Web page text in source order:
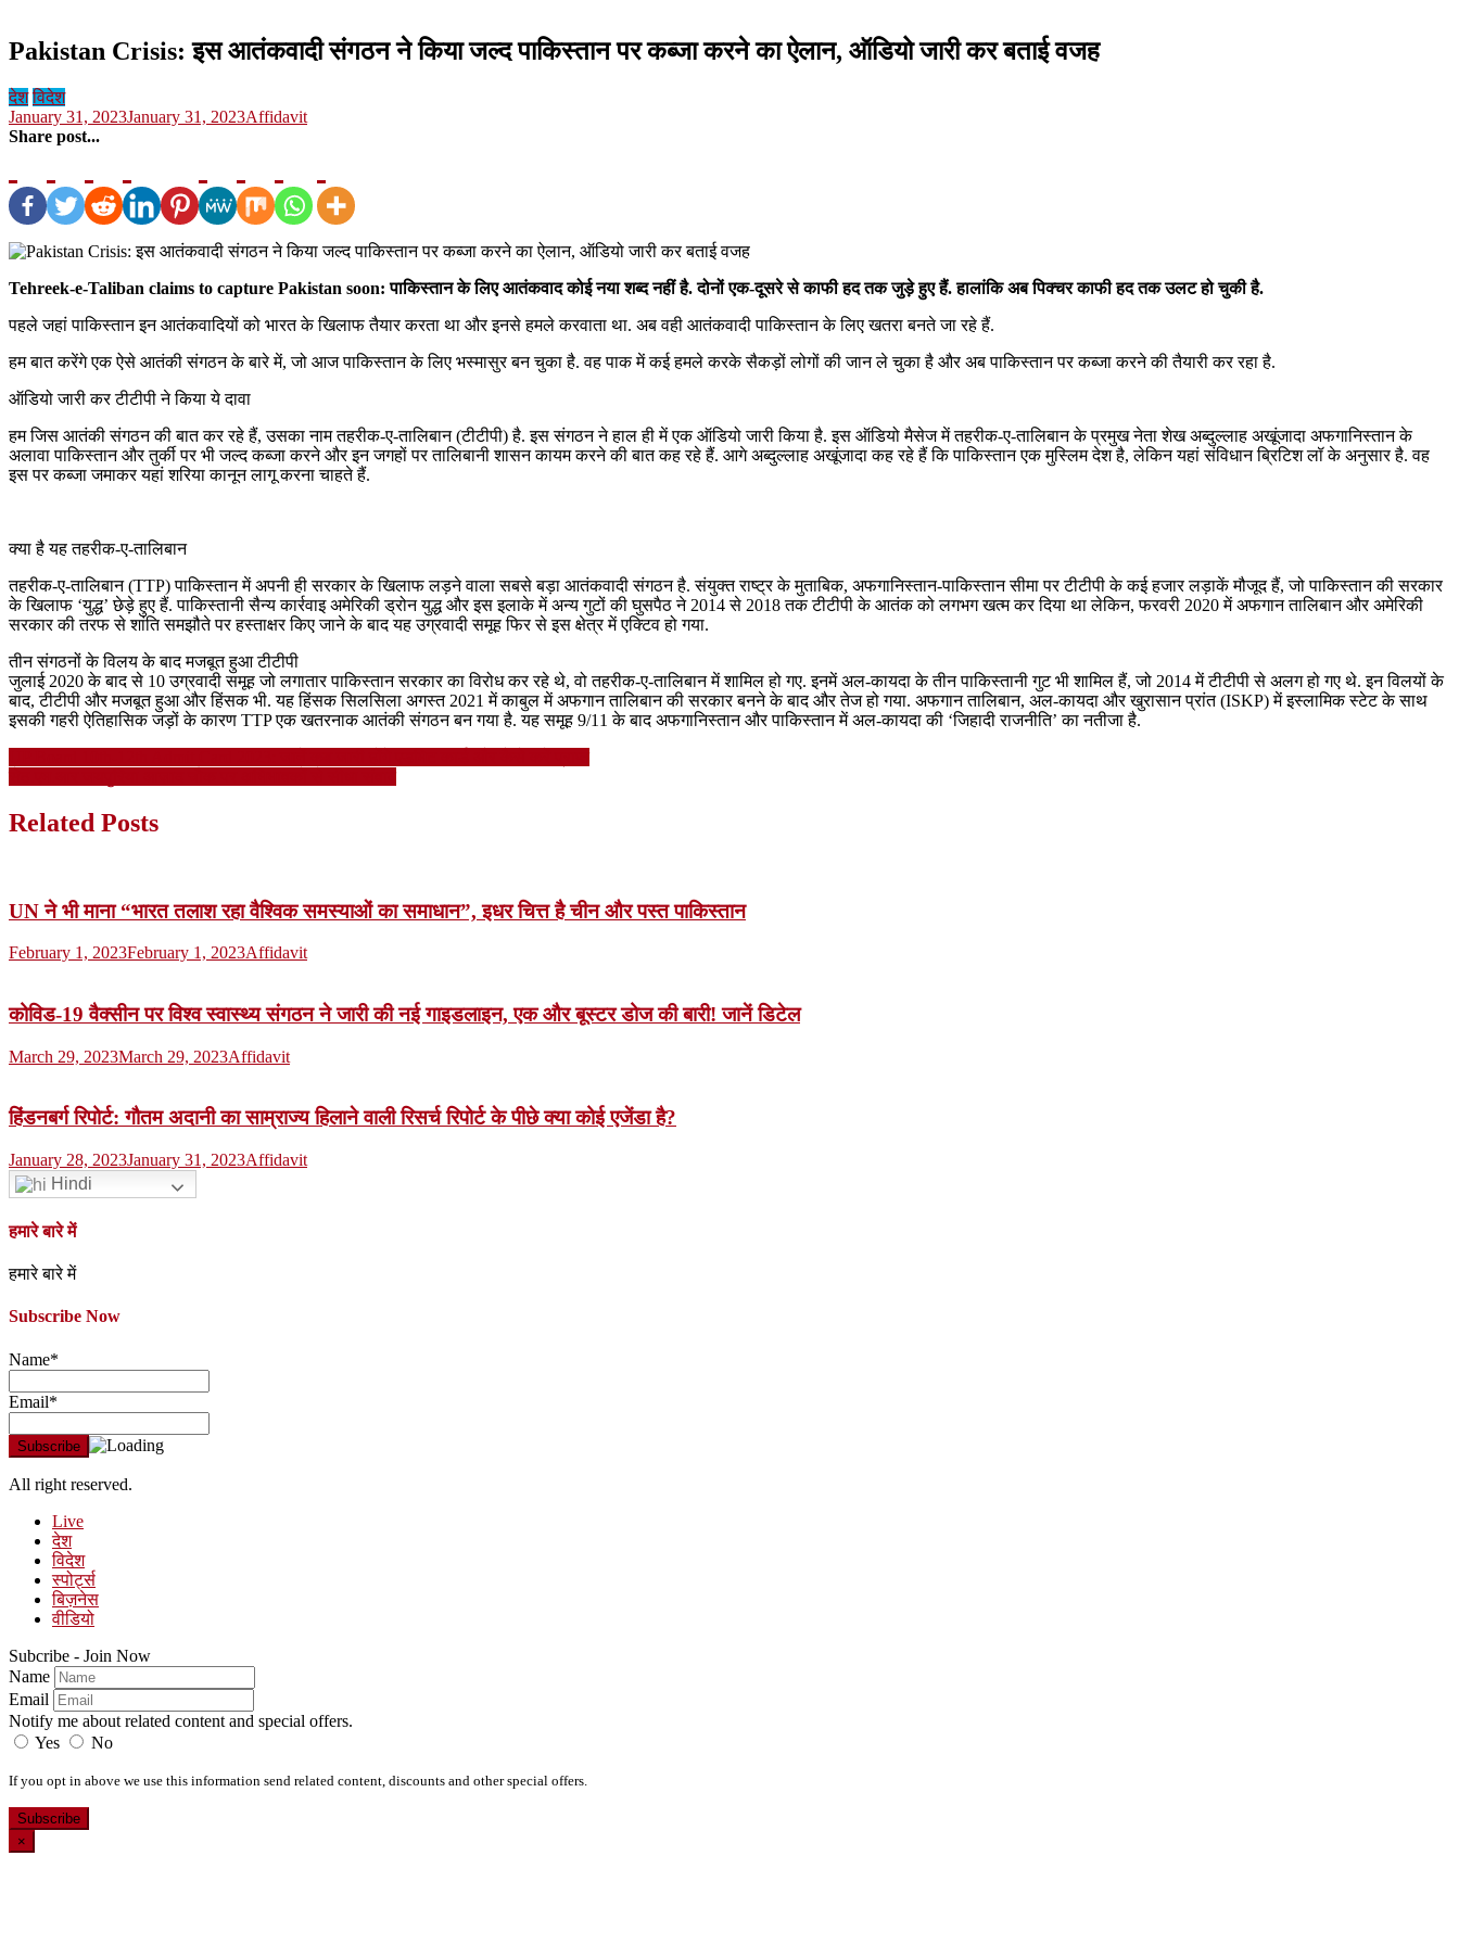
Pakistan Crisis: इस आतंकवादी संगठन ने किया जल्द पाकिस्तान पर कब्जा करने का ऐलान, ऑडियो जारी कर बताई वजह
देश विदेश
January 31, 2023January 31, 2023Affidavit
Share post...
Tehreek-e-Taliban claims to capture Pakistan soon: पाकिस्तान के लिए आतंकवाद कोई नया शब्द नहीं है. दोनों एक-दूसरे से काफी हद तक जुड़े हुए हैं. हालांकि अब पिक्चर काफी हद तक उलट हो चुकी है.
पहले जहां पाकिस्तान इन आतंकवादियों को भारत के खिलाफ तैयार करता था और इनसे हमले करवाता था. अब वही आतंकवादी पाकिस्तान के लिए खतरा बनते जा रहे हैं.
हम बात करेंगे एक ऐसे आतंकी संगठन के बारे में, जो आज पाकिस्तान के लिए भस्मासुर बन चुका है. वह पाक में कई हमले करके सैकड़ों लोगों की जान ले चुका है और अब पाकिस्तान पर कब्जा करने की तैयारी कर रहा है.
ऑडियो जारी कर टीटीपी ने किया ये दावा
हम जिस आतंकी संगठन की बात कर रहे हैं, उसका नाम तहरीक-ए-तालिबान (टीटीपी) है. इस संगठन ने हाल ही में एक ऑडियो जारी किया है. इस ऑडियो मैसेज में तहरीक-ए-तालिबान के प्रमुख नेता शेख अब्दुल्लाह अखूंजादा अफगानिस्तान के
अलावा पाकिस्तान और तुर्की पर भी जल्द कब्जा करने और इन जगहों पर तालिबानी शासन कायम करने की बात कह रहे हैं. आगे अब्दुल्लाह अखूंजादा कह रहे हैं कि पाकिस्तान एक मुस्लिम देश है, लेकिन यहां संविधान ब्रिटिश लॉ के अनुसार है. वह
इस पर कब्जा जमाकर यहां शरिया कानून लागू करना चाहते हैं.
क्या है यह तहरीक-ए-तालिबान
तहरीक-ए-तालिबान (TTP) पाकिस्तान में अपनी ही सरकार के खिलाफ लड़ने वाला सबसे बड़ा आतंकवादी संगठन है. संयुक्त राष्ट्र के मुताबिक, अफगानिस्तान-पाकिस्तान सीमा पर टीटीपी के कई हजार लड़ाकें मौजूद हैं, जो पाकिस्तान की सरकार
के खिलाफ ‘युद्ध’ छेड़े हुए हैं. पाकिस्तानी सैन्य कार्रवाइ अमेरिकी ड्रोन युद्ध और इस इलाके में अन्य गुटों की घुसपैठ ने 2014 से 2018 तक टीटीपी के आतंक को लगभग खत्म कर दिया था लेकिन, फरवरी 2020 में अफगान तालिबान और अमेरिकी
सरकार की तरफ से शांति समझौते पर हस्ताक्षर किए जाने के बाद यह उग्रवादी समूह फिर से इस क्षेत्र में एक्टिव हो गया.
तीन संगठनों के विलय के बाद मजबूत हुआ टीटीपी
जुलाई 2020 के बाद से 10 उग्रवादी समूह जो लगातार पाकिस्तान सरकार का विरोध कर रहे थे, वो तहरीक-ए-तालिबान में शामिल हो गए. इनमें अल-कायदा के तीन पाकिस्तानी गुट भी शामिल हैं, जो 2014 में टीटीपी से अलग हो गए थे. इन विलयों के
बाद, टीटीपी और मजबूत हुआ और हिंसक भी. यह हिंसक सिलसिला अगस्त 2021 में काबुल में अफगान तालिबान की सरकार बनने के बाद और तेज हो गया. अफगान तालिबान, अल-कायदा और खुरासान प्रांत (ISKP) में इस्लामिक स्टेट के साथ
इसकी गहरी ऐतिहासिक जड़ों के कारण TTP एक खतरनाक आतंकी संगठन बन गया है. यह समूह 9/11 के बाद अफगानिस्तान और पाकिस्तान में अल-कायदा की ‘जिहादी राजनीति’ का नतीजा है.
Post
navigation
Related Posts
UN ने भी माना “भारत तलाश रहा वैश्विक समस्याओं का समाधान”, इधर चित्त है चीन और पस्त पाकिस्तान
February 1, 2023February 1, 2023Affidavit
कोविड-19 वैक्सीन पर विश्व स्वास्थ्य संगठन ने जारी की नई गाइडलाइन, एक और बूस्टर डोज की बारी! जानें डिटेल
March 29, 2023March 29, 2023Affidavit
हिंडनबर्ग रिपोर्ट: गौतम अदानी का साम्राज्य हिलाने वाली रिसर्च रिपोर्ट के पीछे क्या कोई एजेंडा है?
January 28, 2023January 31, 2023Affidavit
Hindi
हमारे बारे में
हमारे बारे में
Subscribe Now
Name*
Email*
All right reserved.
Live
देश
विदेश
स्पोर्ट्स
बिज़नेस
वीडियो
Subcribe - Join Now
Name
Email
Notify me about related content and special offers.
Yes
No
If you opt in above we use this information send related content, discounts and other special offers.
Subscribe
×